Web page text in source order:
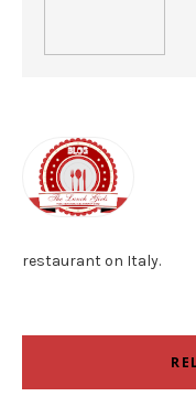
restaurant on Italy.